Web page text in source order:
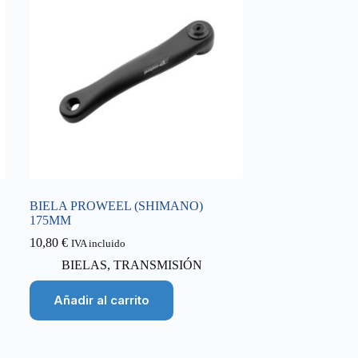
BIELA PROWEEL (SHIMANO)
175MM
10,80 € IVA incluido
BIELAS, TRANSMISIÓN
Añadir al carrito